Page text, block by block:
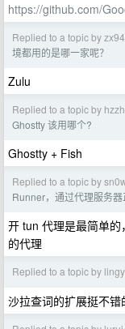
https://github.com/
Replied to a topic by
境都用的是哪一家呢？
Zulu
Replied to a topic by
Ghostty 该用哪个?
Ghostty + Fish
Replied to a topic by
Runner，通过代理服务器
开 tun 代理是最简单
的代理
Replied to a topic by
沙拉查词的扩展挺不